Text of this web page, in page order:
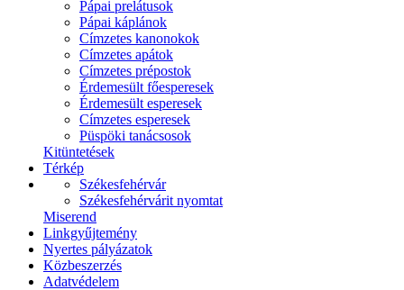
Pápai prelátusok
Pápai káplánok
Címzetes kanonokok
Címzetes apátok
Címzetes prépostok
Érdemesült főesperesek
Érdemesült esperesek
Címzetes esperesek
Püspöki tanácsosok
Kitüntetések
Térkép
Székesfehérvár
Székesfehérvárit nyomtat
Miserend
Linkgyűjtemény
Nyertes pályázatok
Közbeszerzés
Adatvédelem